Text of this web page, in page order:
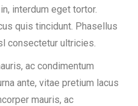
interdum eget tortor.
quis tincidunt. Phasellus
consectetur ultricies.
ac condimentum
ante, vitae pretium lacus
mauris, ac